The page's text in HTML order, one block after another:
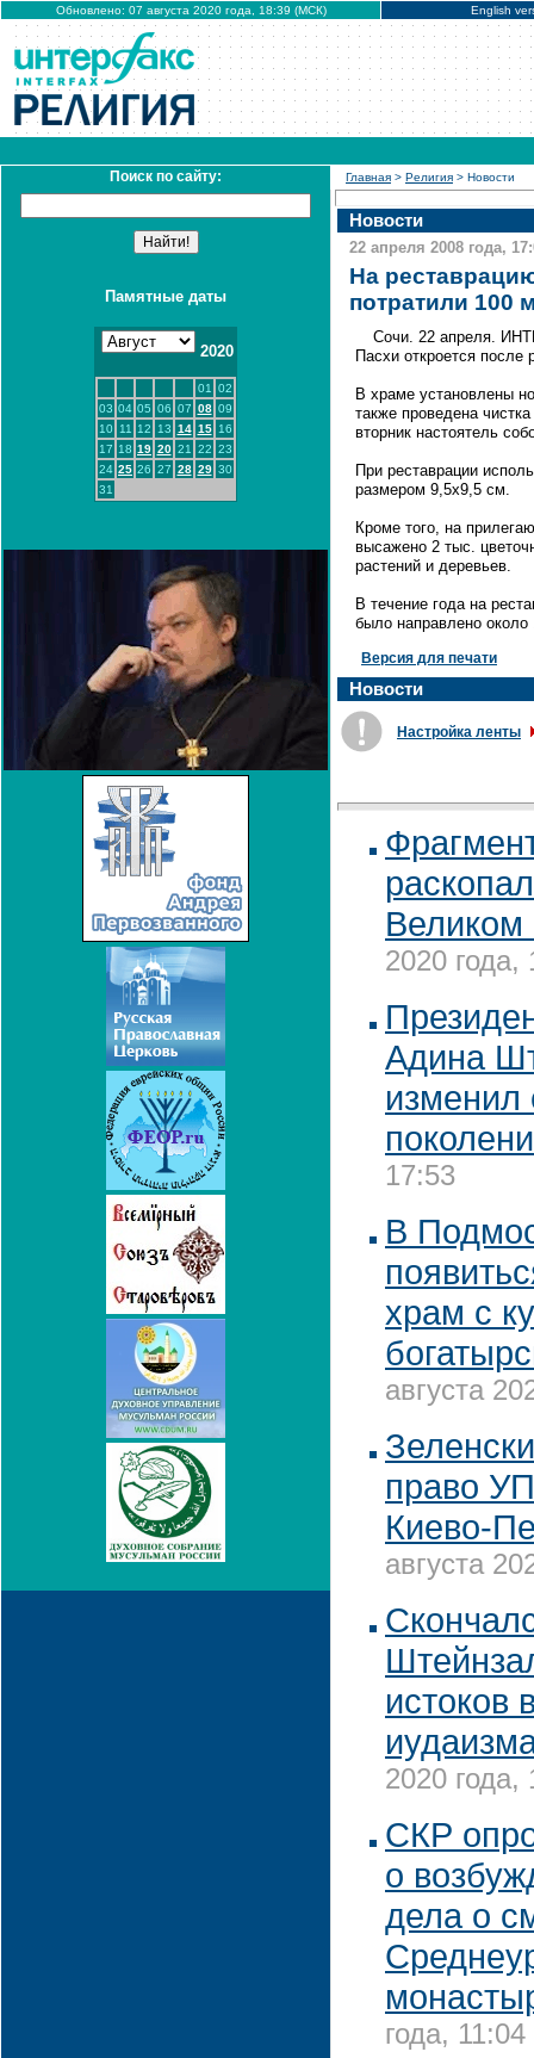
Обновлено: 07 августа 2020 года, 18:39 (МСК) English
Поиск по сайту:
Памятные даты
2020
01
02
03 04 05 06 07 08 09
10
11 12 13 14 15 16
17 18 19 20 21 22 23
24 25 26 27 28 29 30
31
Главная > Религия > Новости
Новости
22 апреля 2008 года,
На
потратили 100
Сочи. 22 апреля.
Пасхи откроется после
В храме установлены
также проведена
вторник настоятель
При реставрации
размером 9,5x9,5 см.
Кроме того, на
высажено 2 тыс.
растений и деревьев.
В течение года на
было направлено
Версия для печати
Новости
Настройка ленты
Великом
2020 года,
Адина
17:53
В
храм с
августа
право
Киево-
августа
истоков
2020 года,
СКР
о
дела о
года, 11:04